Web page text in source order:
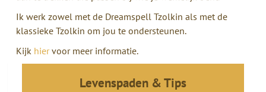
Ik werk zowel met de Dreamspell Tzolkin als met de
klassieke Tzolkin om jou te ondersteunen.
Kijk hiervoor meer informatie.
Levenspaden & Tips